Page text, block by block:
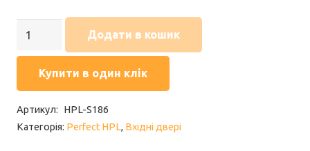
Двері
S
186
кількість
Додати в кошик
Купити в один клік
Артикул:
HPL-S186
Категорія: Perfect HPL, Вхідні двері